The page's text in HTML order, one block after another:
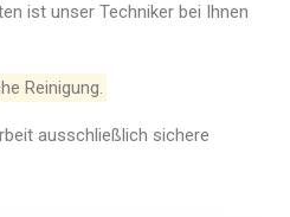
ist unser Techniker bei Ihnen
Reinigung.
ausschließlich sichere